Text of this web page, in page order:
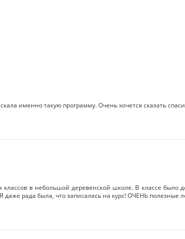
именно такую программу. Очень хочется сказать
в небольшой деревенской школе. В классе
даже рада была, что записалась на курс! ОЧЕНЬ